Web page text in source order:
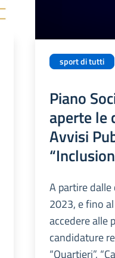
sport di tutti
Piano
aperte le
Avvisi
A partire
2023, e fino
accedere alle
candidature
“Quartieri”,